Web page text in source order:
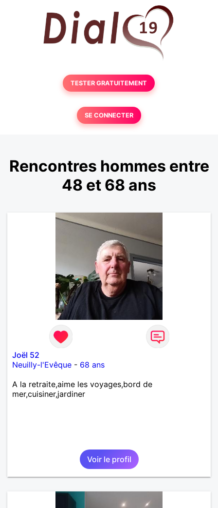
TESTER GRATUITEMENT
SE CONNECTER
Rencontres hommes entre
48 et 68 ans
Joël 52
Neuilly-l'Evêque - 68 ans
A la retraite,aime les voyages,bord de
mer,cuisiner,jardiner
Voir le profil